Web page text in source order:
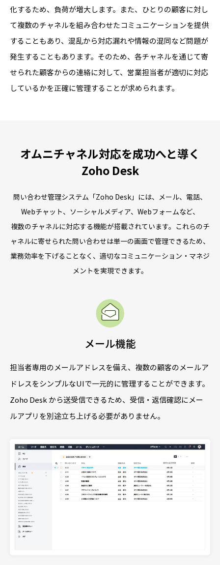
化するため、負荷が増大します。また、ひとりの顧客に対し
て複数のチャネルを組み合わせたコミュニケーションを提供
することもあり、混乱から対応漏れや情報の混同など問題が
発生することもあります。そのため、各チャネルを通じて寄
せられた顧客からの連絡に対して、営業担当者が適切に対応
しているかを正確に管理することが求められます。
オムニチャネル対応を成功へと導く
Zoho Desk
問い合わせ管理システム「Zoho Desk」には、メール、電話、
Webチャット、ソーシャルメディア、Webフォームなど、
複数のチャネルに対応する機能が搭載されています。これらのチ
ャネルに寄せられた問い合わせは単一の画面で管理できるため、
業務効率を下げることなく、適切なコミュニケーション・マネジ
メントを実現できます。
メール機能
担当者専用のメールアドレスを備え、複数の顧客のメールア
ドレスをシンプルなUIで一元的に管理することができます。
Zoho Desk から送受信できるため、受信・返信確認にメー
ルアプリを別途立ち上げる必要がありません。